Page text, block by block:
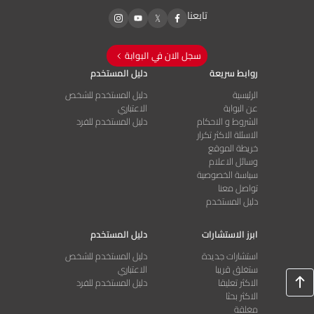
تابعنا
سجل الان في البوابة
روابط سريعة
الرئيسية
عن البوابة
الشروط و الاحكام
الاسئلة الاكثر تكرار
خريطة الموقع
وسائل الاعلام
سياسة الخصوصية
تواصل معنا
دليل المستخدم
دليل المستخدم
دليل المستخدم للشخص
الاعتباري
دليل المستخدم للفرد
ابرز الاستشارات
استشارات جديدة
ستغلق قريبا
الاكثر تعليقا
الاكثر بحثا
مغلقة
دليل المستخدم
دليل المستخدم للشخص
الاعتباري
دليل المستخدم للفرد